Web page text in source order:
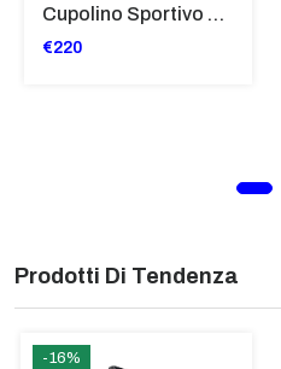
Cupolino Sportivo Per Bmw K 1200 R Sport 2005-07 TRASPARENTE - Sc967-T
€220
Prodotti Di Tendenza
-16%